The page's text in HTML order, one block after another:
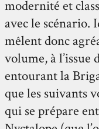
modernité et
avec le scénario.
mêlent donc
volume, à l’issue
entourant la
que les suivants
qui se prépare